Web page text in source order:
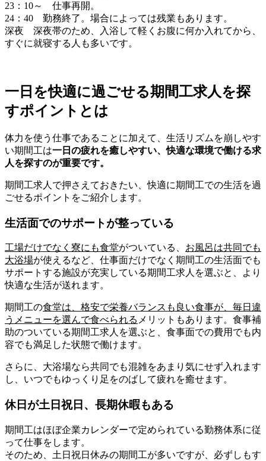
23：10～ 仕事再開。
24：40 勤務終了。 場合によっては残業もあります。
深夜 深夜帯のため、入浴して軽くお腹に何か入れてから、
すぐに就寝する人も多いです。
一日を快適に過ごせる期間工求人を探
すポイントとは
体力を使う仕事であることに加えて、生活リズムを崩しやす
い期間工は一日の疲れを癒しやすい、快適な環境で働ける求
人を探すのが重要です。
期間工求人で押さえておきたい、快適に期間工での生活を過
ごせるポイントをご紹介します。
生活面でのサポートが整っている
工場だけでなく寮にも食堂がついている、 お風呂は共同でも
大浴場が使えるなど、仕事面だけでなく期間工の生活面でも
サポートする施設が充実している期間工求人を選ぶと、より
快適な生活が送れます。
期間工の食堂は、格安で栄養バランスも良い食事が、毎日違
うメニューを選んで食べられる メリットもあります。 食事補
助のついている期間工求人を選ぶと、食事面での費用でも内
容でも満足した状態で働けます。
さらに、大浴場なら共同でも混雑をあまり気にせず入れます
し、いつでもゆっくり足をのばして疲れを癒せます。
休日が土日祝日、長期休暇もある
期間工はほぼ企業カレンダーで定められている勤務体系に従
って仕事をします。
そのため、土日祝日休みの期間工が多いですが、必ずしもす